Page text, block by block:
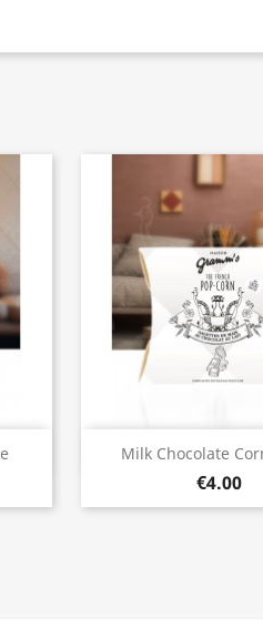
Milk Chocolate
€4.00
Quick